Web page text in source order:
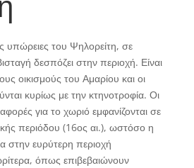
υπώρειες του Ψηλορείτη, σε
δεσπόζει στην περιοχή. Είναι
οικισμούς του Αμαρίου και οι
κυρίως με την κτηνοτροφία. Οι
για το χωριό εμφανίζονται σε
περιόδου (16ος αι.), ωστόσο η
στην ευρύτερη περιοχή
όπως επιβεβαιώνουν